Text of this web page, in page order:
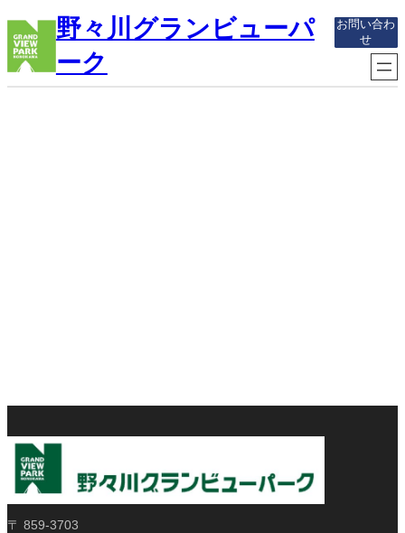
容
を
ス
キ
野々川グランビューパ
ーク
お問い合わ
せ
〒 859-3703